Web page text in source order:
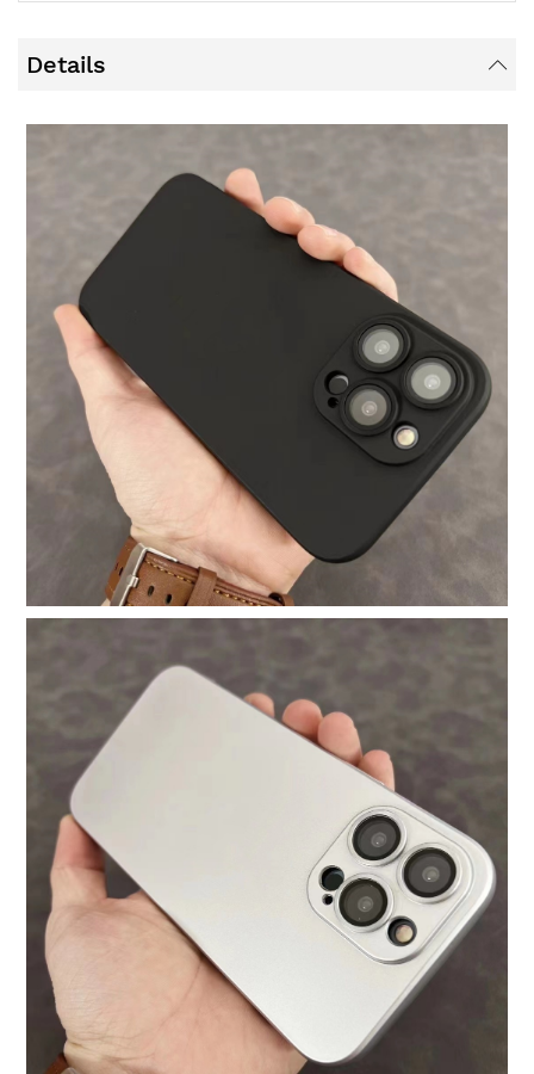
Details